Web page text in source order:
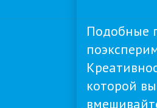
Подобные
которой